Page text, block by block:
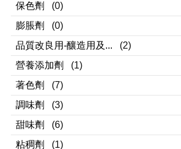
保色劑
(0)
膨脹劑
(0)
品質改良用-釀造用及...
(2)
營養添加劑
(1)
著色劑
(7)
調味劑
(3)
甜味劑
(6)
粘稠劑
(1)